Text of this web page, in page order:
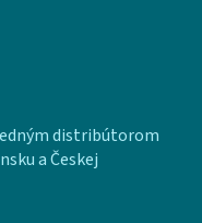
distribútorom
a Českej